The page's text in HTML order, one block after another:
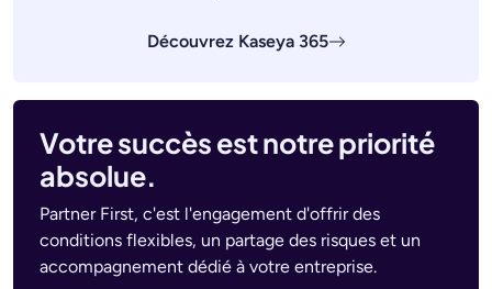
Découvrez Kaseya 365
Votre succès est notre priorité
absolue.
Partner First, c'est l'engagement d'offrir des
conditions flexibles, un partage des risques et un
accompagnement dédié à votre entreprise.